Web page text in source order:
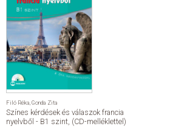
Filó Réka Gonda Zita
Színes kérdések és válaszok francia
nyelvből - B1 szint, (CD-melléklettel)
EGYÉB SZÓTÁR
NYELVKÖNYV
SEGÍTHETEK?
HÍREK